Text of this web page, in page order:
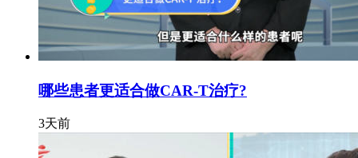
哪些患者更适合做CAR-T治疗?
3天前